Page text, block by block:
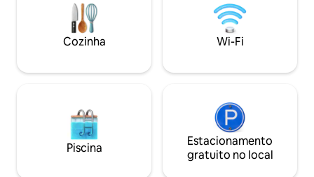
terá todas as conveniências. Wi-Fi de
alta velocidade, uma Smart TV de 55
polegadas e ar-condicionado no quarto
e na sala de estar proporcionam
Cozinha Wi-Fi
Piscina
Estacionamento
gratuito no local